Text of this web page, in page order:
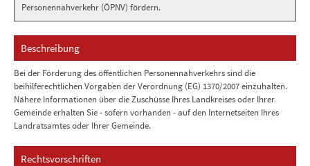
Personennahverkehr (ÖPNV) fördern.
Beschreibung
Bei der Förderung des öffentlichen Personennahverkehrs sind die
beihilferechtlichen Vorgaben der Verordnung (EG) 1370/2007 einzuhalten.
Nähere Informationen über die Zuschüsse Ihres Landkreises oder Ihrer
Gemeinde erhalten Sie - sofern vorhanden - auf den Internetseiten Ihres
Landratsamtes oder Ihrer Gemeinde.
Rechtsvorschriften